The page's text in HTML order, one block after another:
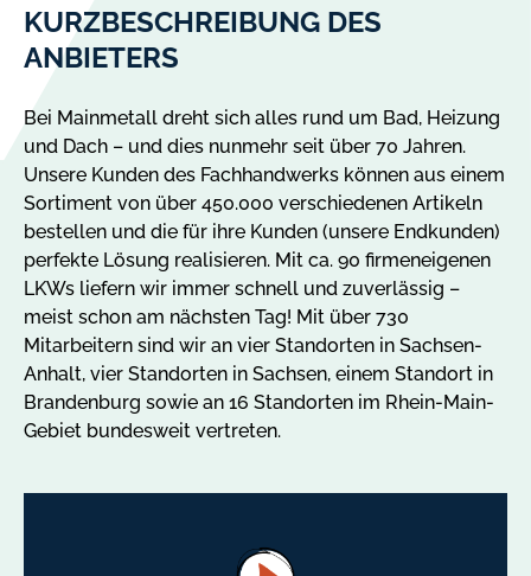
KURZBESCHREIBUNG DES
ANBIETERS
Bei Mainmetall dreht sich alles rund um Bad, Heizung
und Dach – und dies nunmehr seit über 70 Jahren.
Unsere Kunden des Fachhandwerks können aus einem
Sortiment von über 450.000 verschiedenen Artikeln
bestellen und die für ihre Kunden (unsere Endkunden)
perfekte Lösung realisieren. Mit ca. 90 firmeneigenen
LKWs liefern wir immer schnell und zuverlässig –
meist schon am nächsten Tag! Mit über 730
Mitarbeitern sind wir an vier Standorten in Sachsen-
Anhalt, vier Standorten in Sachsen, einem Standort in
Brandenburg sowie an 16 Standorten im Rhein-Main-
Gebiet bundesweit vertreten.